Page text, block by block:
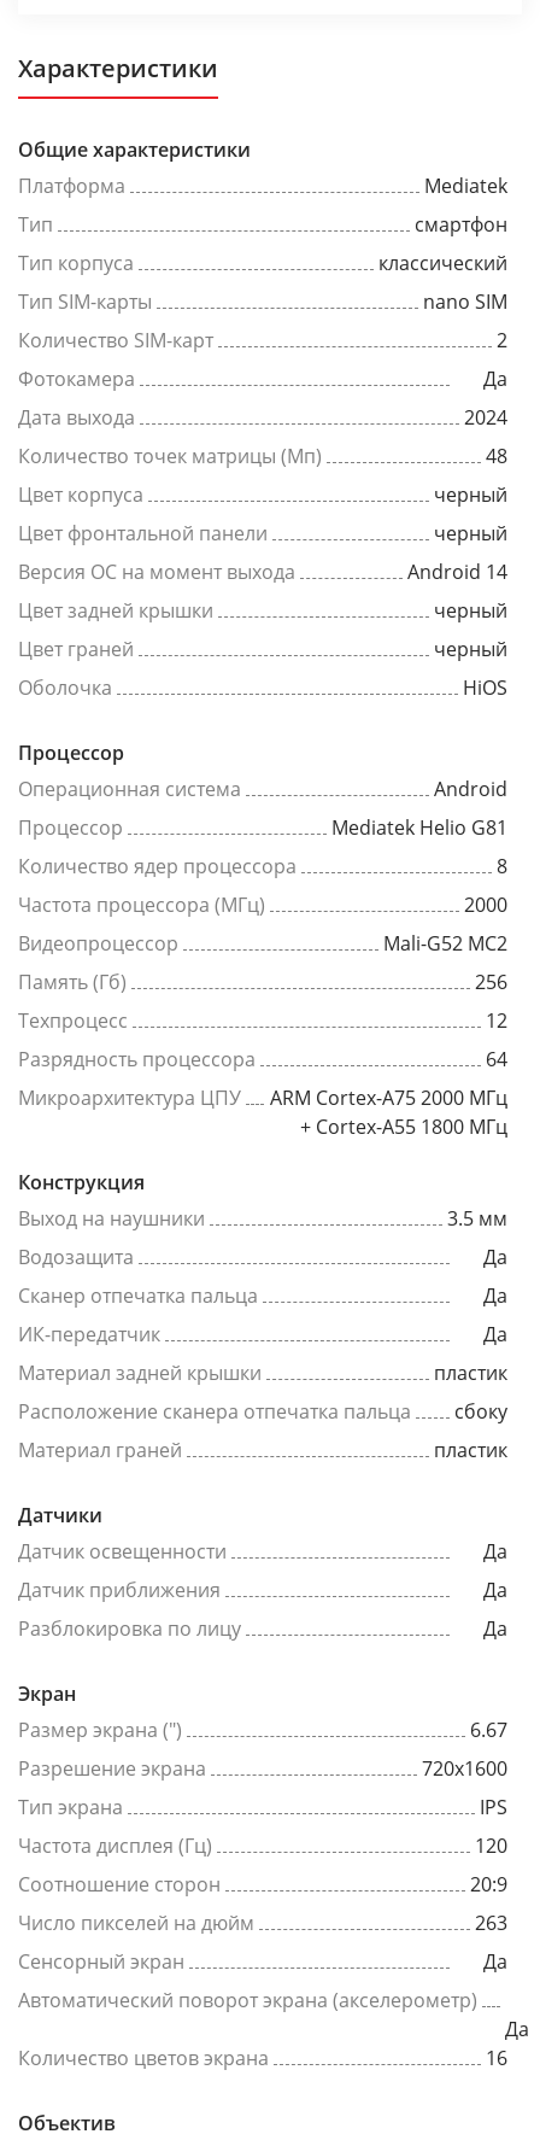
Характеристики
Общие характеристики
Платформа
Mediatek
Тип
смартфон
Тип корпуса
классический
Тип SIM-карты
nano SIM
Количество SIM-карт
2
Фотокамера
Да
Дата выхода
2024
Количество точек матрицы (Мп)
48
Цвет корпуса
черный
Цвет фронтальной панели
черный
Версия ОС на момент выхода
Android 14
Цвет задней крышки
черный
Цвет граней
черный
Оболочка
HiOS
Процессор
Операционная система
Android
Процессор
Mediatek Helio G81
Количество ядер процессора
8
Частота процессора (МГц)
2000
Видеопроцессор
Mali-G52 MC2
Память (Гб)
256
Техпроцесс
12
Разрядность процессора
64
Микроархитектура ЦПУ
ARM Cortex-A75 2000 МГц
+ Cortex-A55 1800 МГц
Конструкция
Выход на наушники
3.5 мм
Водозащита
Да
Сканер отпечатка пальца
Да
ИК-передатчик
Да
Материал задней крышки
пластик
Расположение сканера отпечатка пальца
сбоку
Материал граней
пластик
Датчики
Датчик освещенности
Да
Датчик приближения
Да
Разблокировка по лицу
Да
Экран
Размер экрана (")
6.67
Разрешение экрана
720x1600
Тип экрана
IPS
Частота дисплея (Гц)
120
Соотношение сторон
20:9
Число пикселей на дюйм
263
Сенсорный экран
Да
Автоматический поворот экрана (акселерометр)
Да
Количество цветов экрана
16
Объектив